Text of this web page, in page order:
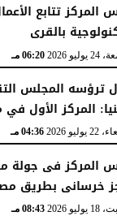
المركز تتابع
بالقرى
2026 06:20 مـ
ترؤسه المجلس
المركز الأول
يوليو 2026 04:36 مـ
المركز فى جولة
خرسانى بطريق
2026 08:43 مـ